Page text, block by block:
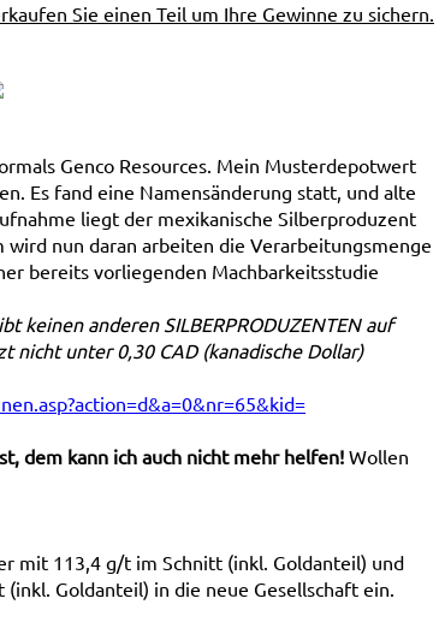
Sie einen Teil um Ihre Gewinne zu sichern.
Genco Resources. Mein Musterdepotwert
Es fand eine Namensänderung statt, und alte
liegt der mexikanische Silberproduzent
wird nun daran arbeiten die Verarbeitungsmenge
bereits vorliegenden Machbarkeitsstudie
keinen anderen SILBERPRODUZENTEN auf
unter 0,30 CAD (kanadische Dollar)
dem kann ich auch nicht mehr helfen! Wollen
mit 113,4 g/t im Schnitt (inkl. Goldanteil) und
Goldanteil) in die neue Gesellschaft ein.